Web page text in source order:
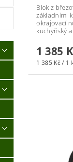
Blok z
základními
okrajovací
kuchyňský
1 385
1 385 Kč / 1